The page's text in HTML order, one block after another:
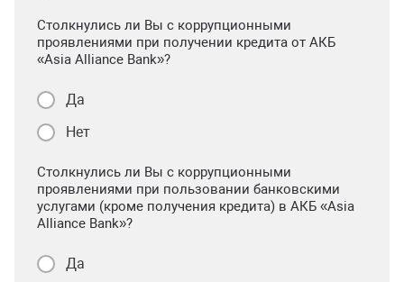
Столкнулись ли Вы с коррупционными
проявлениями при получении кредита от АКБ
«Asia Alliance Bank»?
Да
Нет
Столкнулись ли Вы с коррупционными
проявлениями при пользовании банковскими
услугами (кроме получения кредита) в АКБ «Asia
Alliance Bank»?
Да